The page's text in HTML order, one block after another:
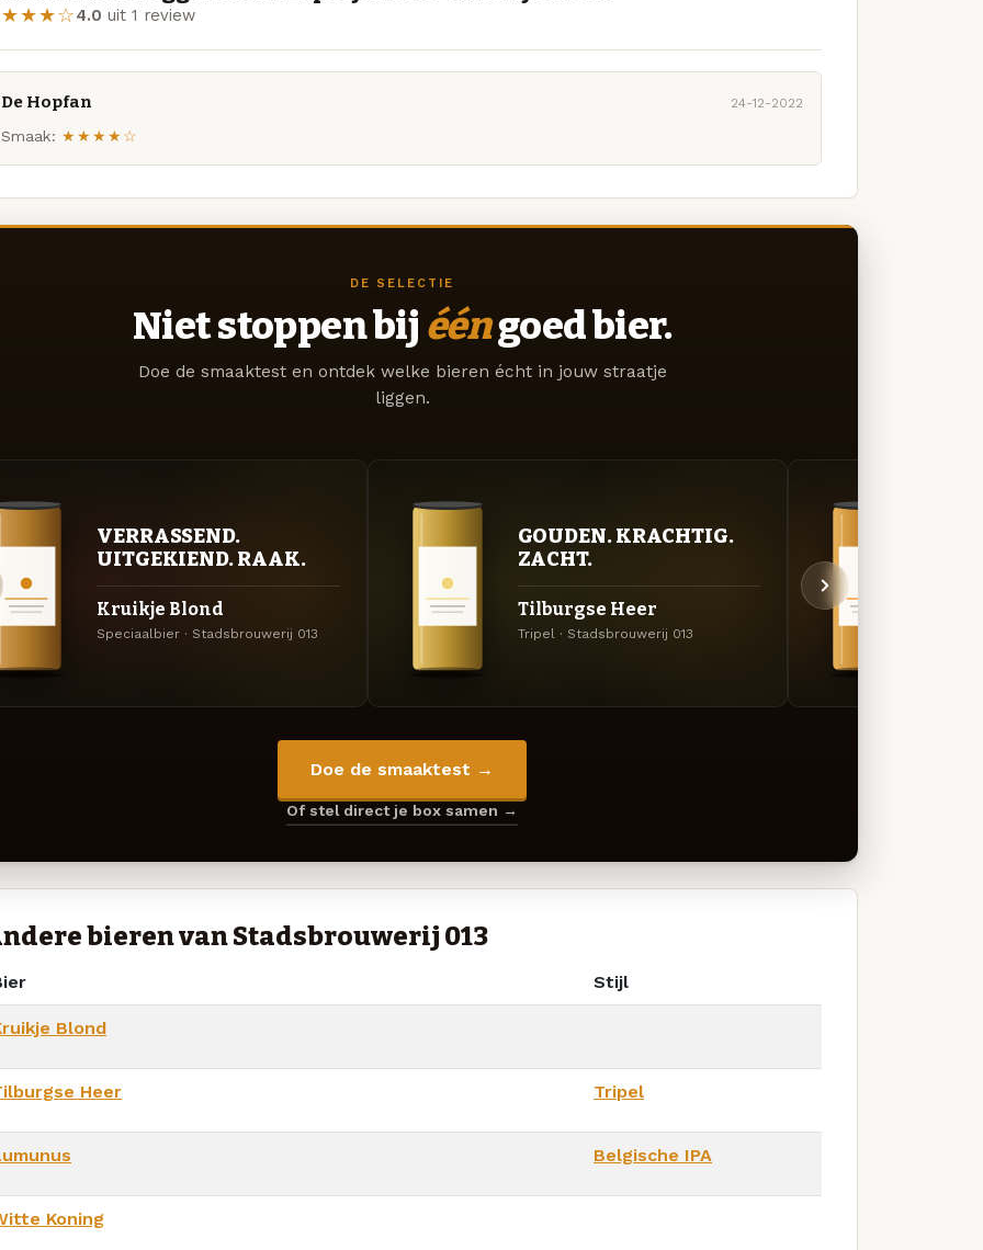
4.0 uit 1 review
De Hopfan 24-12-2022
Smaak: ★★★★☆
DE SELECTIE
Niet stoppen bij ééngoed bier.
Doe de smaaktest en ontdek welke bieren écht in jouw straatje
liggen.
VERRASSEND.
UITGEKIEND. RAAK.
Kruikje Blond
Speciaalbier · Stadsbrouwerij 013
GOUDEN. KRACHTIG.
ZACHT.
Tilburgse Heer
Tripel · Stadsbrouwerij 013
Doe de smaaktest →
Of stel direct je box samen →
bieren van Stadsbrouwerij 013
Stijl
Blond
Heer Tripel
Belgische IPA
Koning